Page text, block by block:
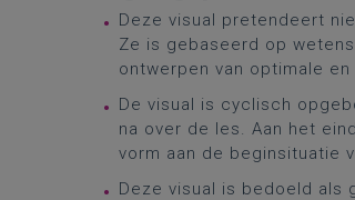
Deze visual pretendeert
Ze is gebaseerd op
ontwerpen van optimale
De visual is cyclisch
na over de les. Aan het
vorm aan de beginsituatie
Deze visual is bedoeld